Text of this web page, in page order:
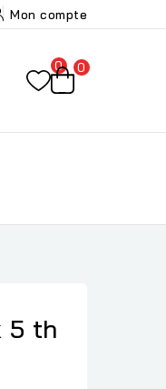
Mon compte
0 0
5 th